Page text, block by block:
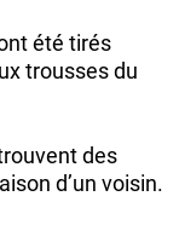
été tirés
trousses du
des
d’un voisin.